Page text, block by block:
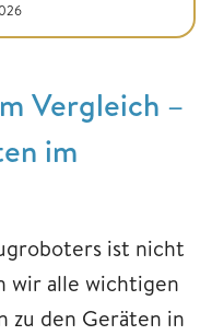
Vergleich –
im
ist nicht
wir alle wichtigen
zu den Geräten in